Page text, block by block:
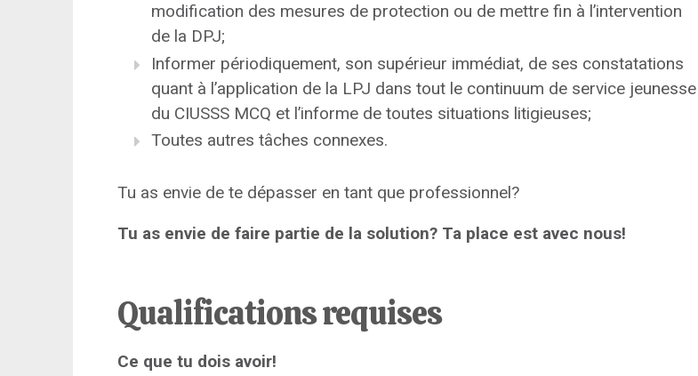
modification des mesures de protection ou de mettre fin à l’intervention
de la DPJ;
Informer périodiquement, son supérieur immédiat, de ses constatations
quant à l’application de la LPJ dans tout le continuum de service jeunesse
du CIUSSS MCQ et l’informe de toutes situations litigieuses;
Toutes autres tâches connexes.
Tu as envie de te dépasser en tant que professionnel?
Tu as envie de faire partie de la solution? Ta place est avec nous!
Qualifications requises
Ce que tu dois avoir!